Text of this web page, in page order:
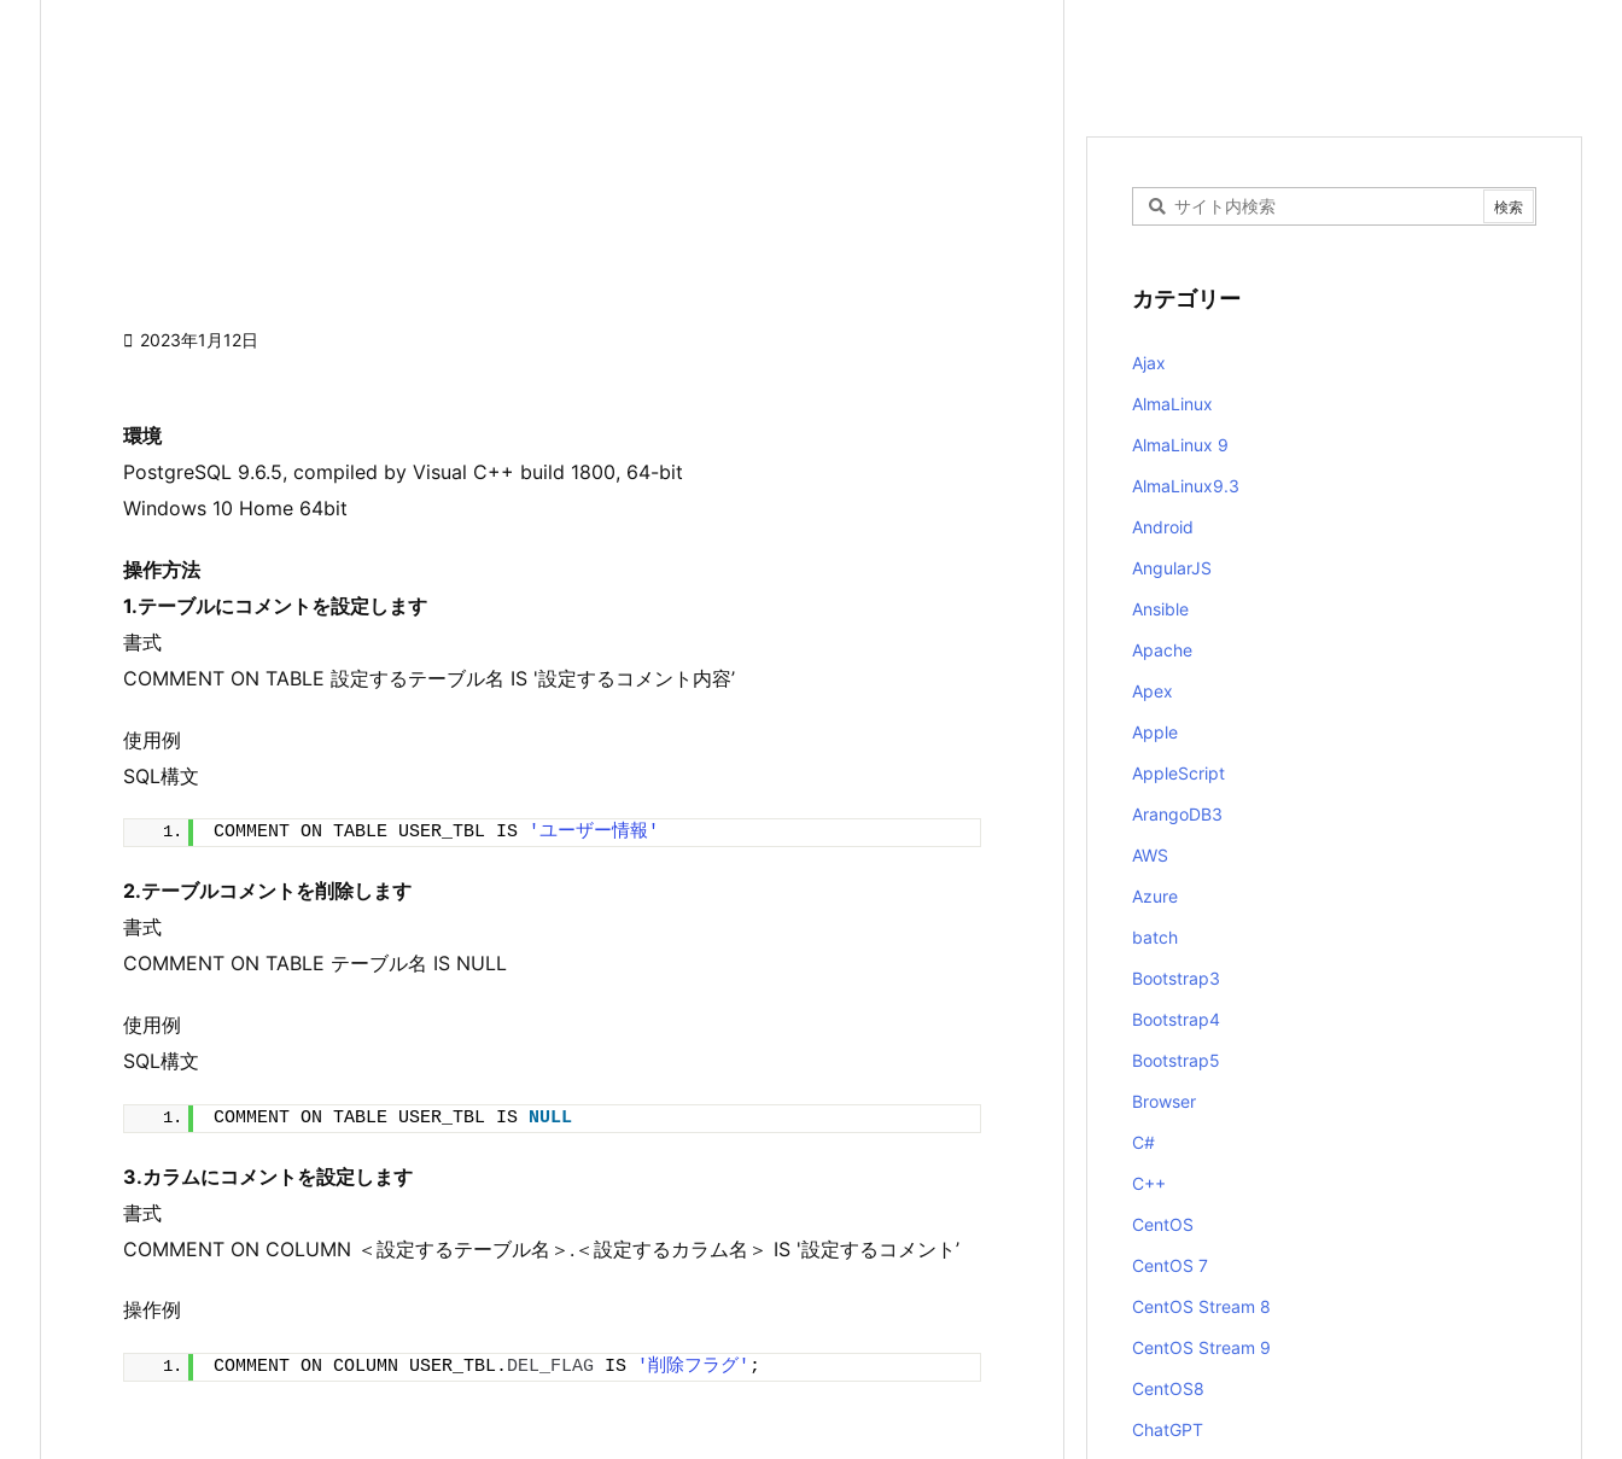
 2023年1月12日
環境
PostgreSQL 9.6.5, compiled by Visual C++ build 1800, 64-bit
Windows 10 Home 64bit
操作方法
1.テーブルにコメントを設定します
書式
COMMENT ON TABLE 設定するテーブル名 IS '設定するコメント内容’
使用例
SQL構文
COMMENT ON TABLE USER_TBL IS 'ユーザー情報'
2.テーブルコメントを削除します
書式
COMMENT ON TABLE テーブル名 IS NULL
使用例
SQL構文
COMMENT ON TABLE USER_TBL IS NULL
3.カラムにコメントを設定します
書式
COMMENT ON COLUMN ＜設定するテーブル名＞.＜設定するカラム名＞ IS '設定するコメント’
操作例
COMMENT ON COLUMN USER_TBL. DEL_FLAG IS '削除フラグ' ;
カテゴリー
Ajax
AlmaLinux
AlmaLinux 9
AlmaLinux9.3
Android
AngularJS
Ansible
Apache
Apex
Apple
AppleScript
ArangoDB3
AWS
Azure
batch
Bootstrap3
Bootstrap4
Bootstrap5
Browser
C#
C++
CentOS
CentOS 7
CentOS Stream 8
CentOS Stream 9
CentOS8
ChatGPT